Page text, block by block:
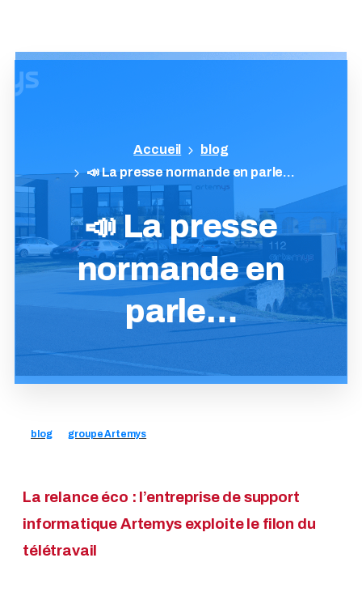
📣La presse
normandeen
parle…
blog
📣 La presse normande en parle…
blog groupe Artemys
La relance éco : l’entreprise de support
informatique Artemys exploite le filon du
télétravail